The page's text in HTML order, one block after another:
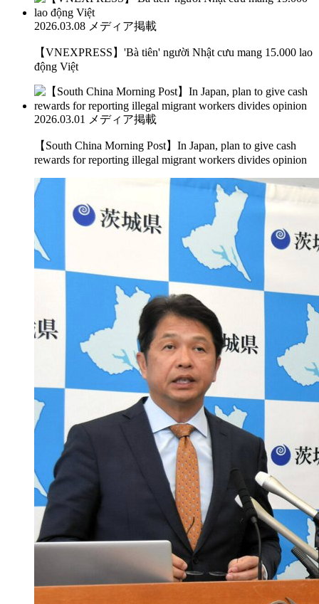
2026.03.08 メディア掲載
【VNEXPRESS】'Bà tiên' người Nhật cưu mang 15.000 lao
động Việt
2026.03.01 メディア掲載
【South China Morning Post】In Japan, plan to give cash
rewards for reporting illegal migrant workers divides opinion